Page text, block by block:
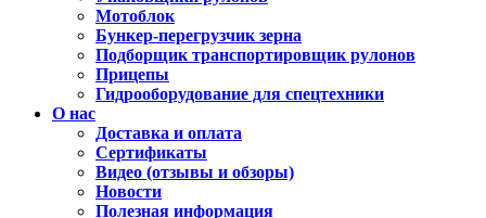
Мотоблок
Бункер-перегрузчик зерна
Подборщик транспортировщик рулонов
Прицепы
Гидрооборудование для спецтехники
О нас
Доставка и оплата
Сертификаты
Видео (отзывы и обзоры)
Новости
Полезная информация